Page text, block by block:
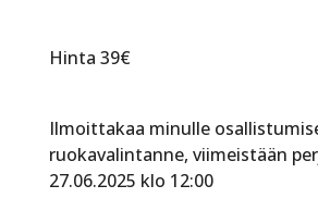
Hinta 39€
Ilmoittakaa minulle
ruokavalintanne, viimeistään
27.06.2025 klo 12:00